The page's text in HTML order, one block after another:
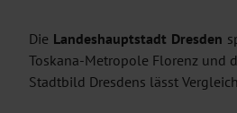
Die Landeshauptstadt Dresden
Toskana-Metropole Florenz und
Stadtbild Dresdens lässt